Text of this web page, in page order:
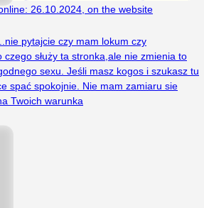
: 26.10.2024 on the website
pytajcie czy mam lokum czy
służy ta stronka,ale nie zmienia to
sexu. Jeśli masz kogos i szukasz tu
spać spokojnie. Nie mam zamiaru sie
Twoich warunka